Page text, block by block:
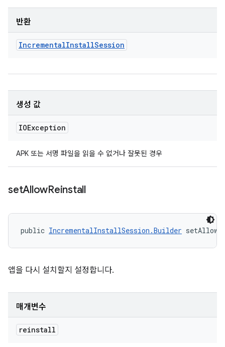
반환
IncrementalInstallSession
생성 값
IOException
APK 또는 서명 파일을 읽을 수 없거나 잘못된 경우
setAllowReinstall
public IncrementalInstallSession.Builder
앱을 다시 설치할지 설정합니다.
매개변수
reinstall